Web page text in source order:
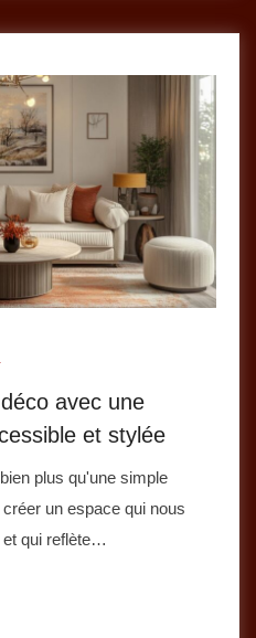
avec une
et stylée
plus qu'une simple
un espace qui nous
et qui reflète…